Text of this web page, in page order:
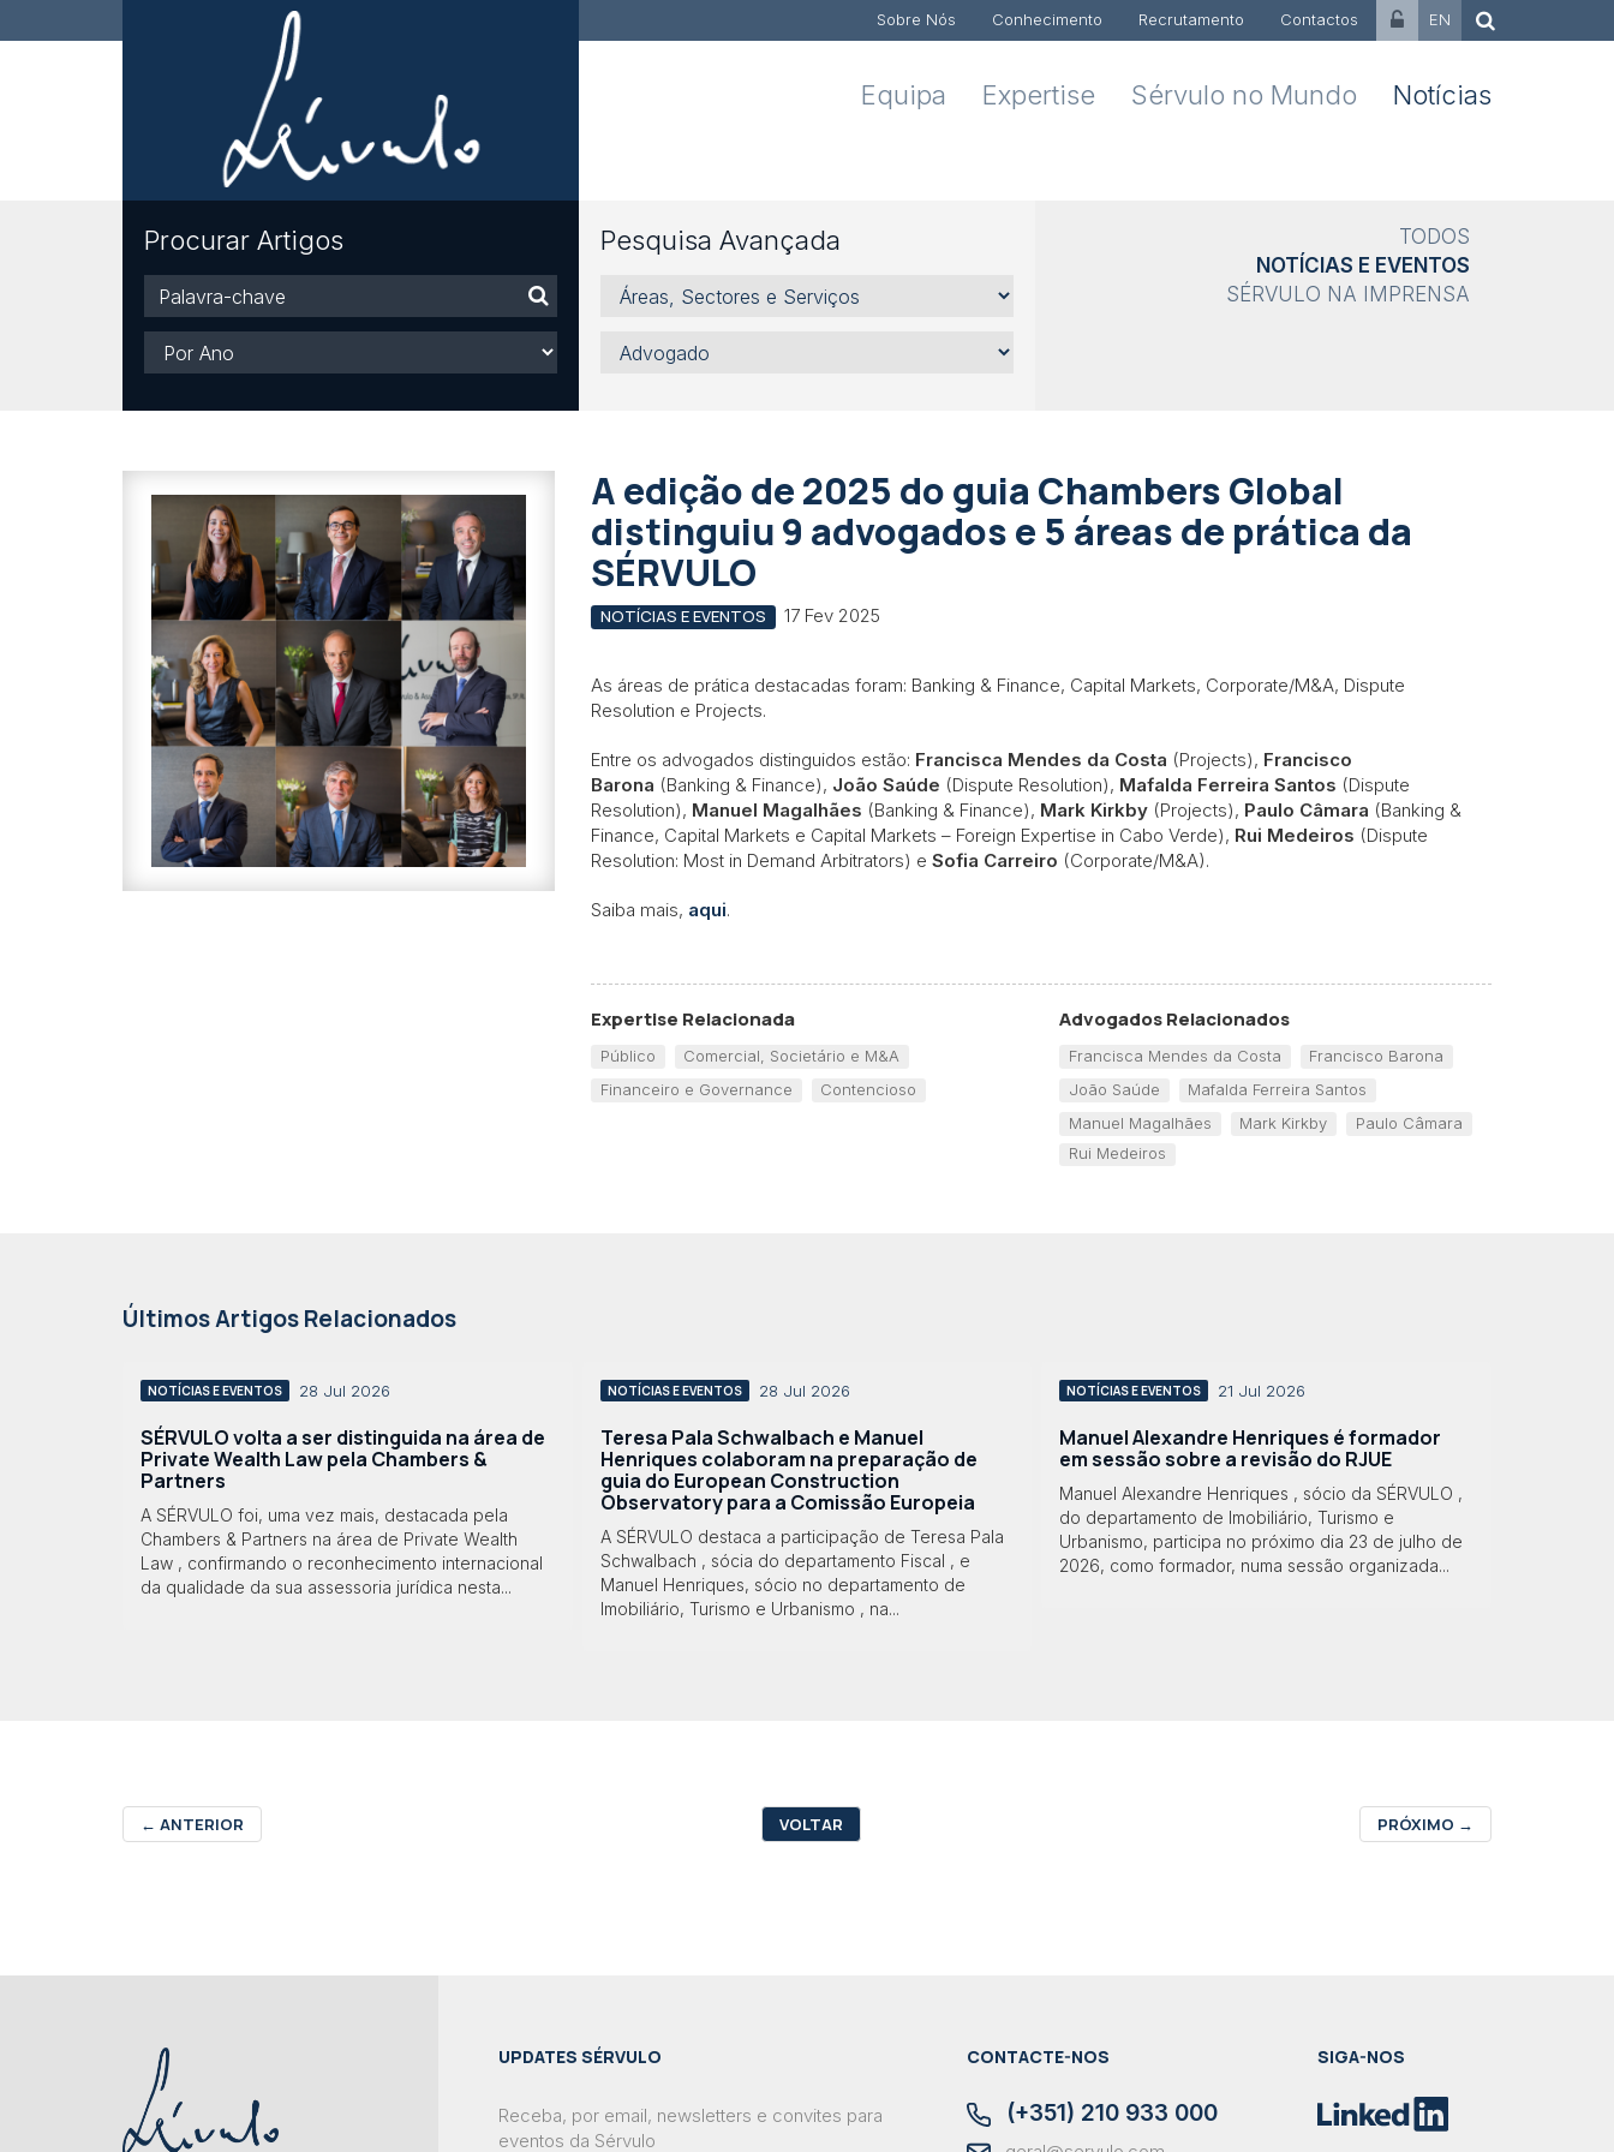
Sobre Nós Conhecimento Recrutamento Contactos EN
Equipa Expertise Sérvulo no Mundo Notícias
Procurar Artigos
Palavra-
chave
Ano
Pesquisa Avançada
Áreas,
Sectores
Serviços
Advogado
TODOS
NOTÍCIAS E EVENTOS
SÉRVULO NA IMPRENSA
A edição de 2025 do guia Chambers Global
distinguiu 9 advogados e 5 áreas de prática da
SÉRVULO
NOTÍCIAS E EVENTOS 17 Fev 2025
As áreas de prática destacadas foram: Banking & Finance, Capital Markets, Corporate/M&A, Dispute
Resolution e Projects.
Entre os advogados distinguidos estão: Francisca Mendes da Costa (Projects), Francisco
Barona (Banking & Finance), João Saúde (Dispute Resolution), Mafalda Ferreira Santos (Dispute
Resolution), Manuel Magalhães (Banking & Finance), Mark Kirkby (Projects), Paulo Câmara (Banking &
Finance, Capital Markets e Capital Markets – Foreign Expertise in Cabo Verde), Rui Medeiros (Dispute
Resolution: Most in Demand Arbitrators) e Sofia Carreiro (Corporate/M&A).
Saiba mais, aqui.
Expertise Relacionada
Público
Comercial, Societário e M&A
Financeiro e Governance
Contencioso
Advogados Relacionados
Francisca Mendes da Costa
Francisco Barona
João Saúde
Mafalda Ferreira Santos
Manuel Magalhães
Mark Kirkby
Paulo Câmara
Rui Medeiros
Últimos Artigos Relacionados
NOTÍCIAS E EVENTOS 28 Jul 2026
SÉRVULO volta a ser distinguida na área de
Private Wealth Law pela Chambers &
Partners
A SÉRVULO foi, uma vez mais, destacada pela
Chambers & Partners na área de Private Wealth
Law , confirmando o reconhecimento internacional
da qualidade da sua assessoria jurídica nesta...
NOTÍCIAS E EVENTOS 28 Jul 2026
Teresa Pala Schwalbach e Manuel
Henriques colaboram na preparação de
guia do European Construction
Observatory para a Comissão Europeia
A SÉRVULO destaca a participação de Teresa Pala
Schwalbach , sócia do departamento Fiscal , e
Manuel Henriques, sócio no departamento de
Imobiliário, Turismo e Urbanismo , na...
NOTÍCIAS E EVENTOS 21 Jul 2026
Manuel Alexandre Henriques é formador
em sessão sobre a revisão do RJUE
Manuel Alexandre Henriques , sócio da SÉRVULO ,
do departamento de Imobiliário, Turismo e
Urbanismo, participa no próximo dia 23 de julho de
2026, como formador, numa sessão organizada...
← ANTERIOR VOLTAR PRÓXIMO →
UPDATES SÉRVULO
Receba, por email, newsletters e convites para
eventos da Sérvulo
CONTACTE-NOS
(+351) 210 933 000
SIGA-NOS